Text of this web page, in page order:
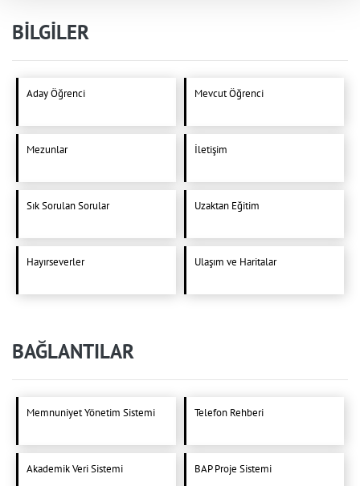
BİLGİLER
Aday Öğrenci Mevcut Öğrenci
Mezunlar İletişim
Sık Sorulan Sorular Uzaktan Eğitim
Hayırseverler Ulaşım ve Haritalar
BAĞLANTILAR
Memnuniyet Yönetim Sistemi Telefon Rehberi
Akademik Veri Sistemi BAP Proje Sistemi